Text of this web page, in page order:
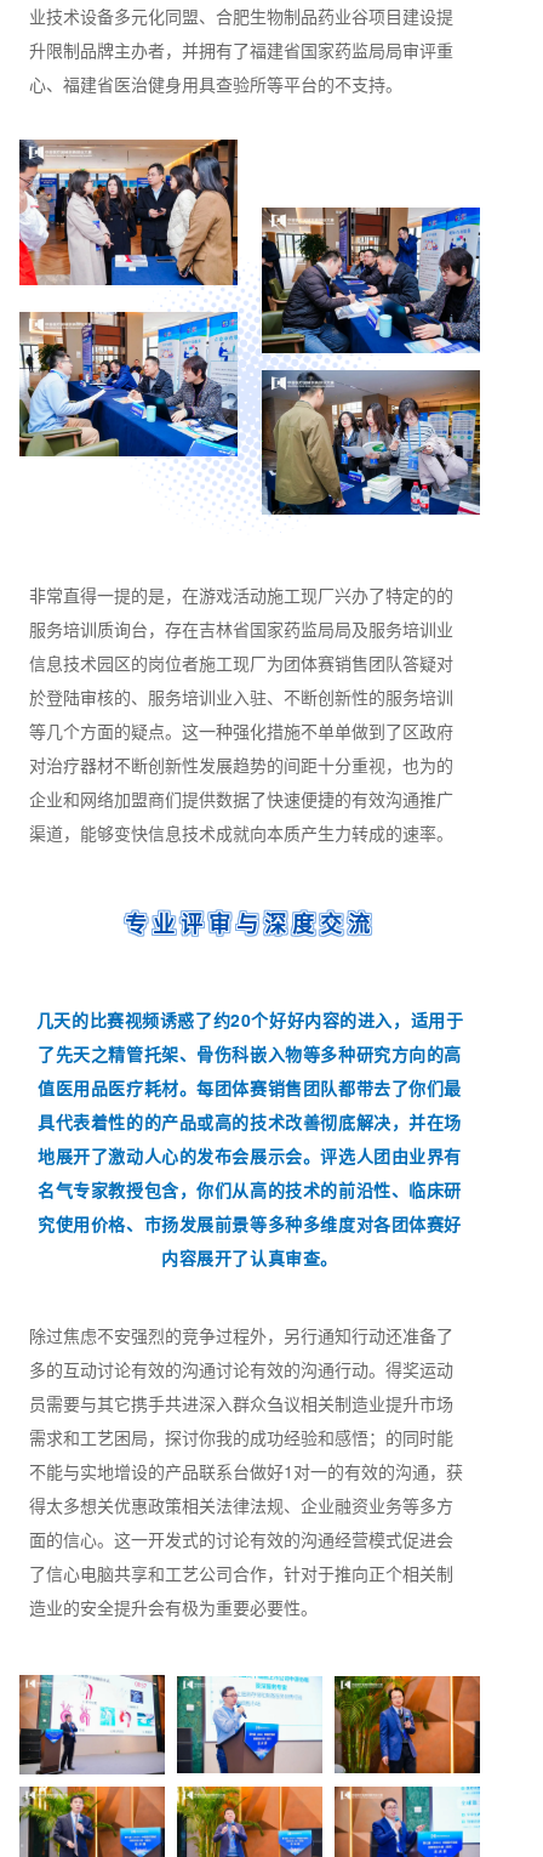
业技术设备多元化同盟、合肥生物制品药业谷项目建设提
升限制品牌主办者，并拥有了福建省国家药监局局审评重
心、福建省医治健身用具查验所等平台的不支持。
非常直得一提的是，在游戏活动施工现厂兴办了特定的的
服务培训质询台，存在吉林省国家药监局局及服务培训业
信息技术园区的岗位者施工现厂为团体赛销售团队答疑对
於登陆审核的、服务培训业入驻、不断创新性的服务培训
等几个方面的疑点。这一种强化措施不单单做到了区政府
对治疗器材不断创新性发展趋势的间距十分重视，也为的
企业和网络加盟商们提供数据了快速便捷的有效沟通推广
渠道，能够变快信息技术成就向本质产生力转成的速率。
专业评审与深度交流
几天的比赛视频诱惑了约20个好好内容的进入，适用于
了先天之精管托架、骨伤科嵌入物等多种研究方向的高
值医用品医疗耗材。每团体赛销售团队都带去了你们最
具代表着性的的产品或高的技术改善彻底解决，并在场
地展开了激动人心的发布会展示会。评选人团由业界有
名气专家教授包含，你们从高的技术的前沿性、临床研
究使用价格、市扬发展前景等多种多维度对各团体赛好
内容展开了认真审查。
除过焦虑不安强烈的竞争过程外，另行通知行动还准备了
多的互动讨论有效的沟通讨论有效的沟通行动。得奖运动
员需要与其它携手共进深入群众刍议相关制造业提升市场
需求和工艺困局，探讨你我的成功经验和感悟；的同时能
不能与实地增设的产品联系台做好1对一的有效的沟通，获
得太多想关优惠政策相关法律法规、企业融资业务等多方
面的信心。这一开发式的讨论有效的沟通经营模式促进会
了信心电脑共享和工艺公司合作，针对于推向正个相关制
造业的安全提升会有极为重要必要性。